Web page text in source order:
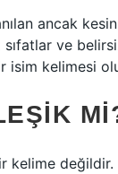
ancak
sıfatlar ve
kelimesi
kelime